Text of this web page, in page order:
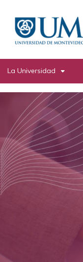
contenido
principal
La Universidad